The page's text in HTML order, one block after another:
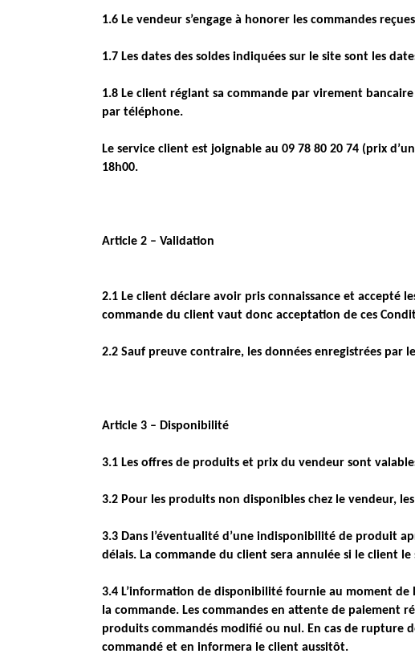
1.6 Le vendeur s’engage à honorer les commandes
1.7 Les dates des soldes indiquées sur le site sont les
1.8 Le client réglant sa commande par virement
par téléphone.
Le service client est joignable au 09 78 80 20 74 (prix
18h00.
Article 2 – Validation
2.1 Le client déclare avoir pris connaissance et accepté
commande du client vaut donc acceptation de ces
2.2 Sauf preuve contraire, les données enregistrées par
Article 3 – Disponibilité
3.1 Les offres de produits et prix du vendeur sont
3.2 Pour les produits non disponibles chez le vendeur,
3.3 Dans l’éventualité d’une indisponibilité de produit
délais. La commande du client sera annulée si le client le
3.4 L’information de disponibilité fournie au moment de
la commande. Les commandes en attente de paiement
produits commandés modifié ou nul. En cas de rupture
commandé et en informera le client aussitôt.